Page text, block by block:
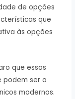
de opções
que
às opções
que essas
podem ser a
modernos.